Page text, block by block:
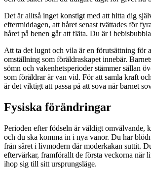
Det är alltså inget konstigt med att hitta dig
eftermiddagen, att håret senast tvättades för
håret på benen går att fläta. Du är i
Att ta det lugnt och vila är en förutsättning för
omställning som föräldraskapet innebär.
sömn och vakenhetsperioder stämmer sällan
som föräldrar är van vid. För att samla kraft
är det viktigt att passa på att sova när barnet
Fysiska förändringar
Perioden efter födseln är väldigt omvälvande,
och du ska komma in i nya vanor. Du har
från såret i livmodern där moderkakan suttit.
eftervärkar, framförallt de första veckorna när
ihop sig till sitt ursprungsläge.